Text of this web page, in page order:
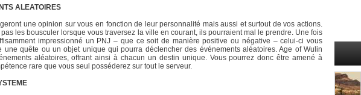
ALEATOIRES
une opinion sur vous en fonction de leur personnalité mais aussi et surtout de vos actions.
les bousculer lorsque vous traversez la ville en courant, ils pourraient mal le prendre. Une fois
impressionné un PNJ – que ce soit de manière positive ou négative – celui-ci vous
une quête ou un objet unique qui pourra déclencher des événements aléatoires. Age of Wulin
aléatoires, offrant ainsi à chacun un destin unique. Vous pourrez donc être amené à
rare que vous seul posséderez sur tout le serveur.